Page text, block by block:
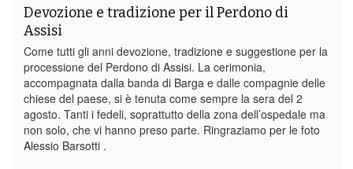
Devozione e tradizione per il Perdono di
Assisi
Come tutti gli anni devozione, tradizione e suggestione per la
processione del Perdono di Assisi. La cerimonia,
accompagnata dalla banda di Barga e dalle compagnie delle
chiese del paese, si è tenuta come sempre la sera del 2
agosto. Tanti i fedeli, soprattutto della zona dell’ospedale ma
non solo, che vi hanno preso parte. Ringraziamo per le foto
Alessio Barsotti .